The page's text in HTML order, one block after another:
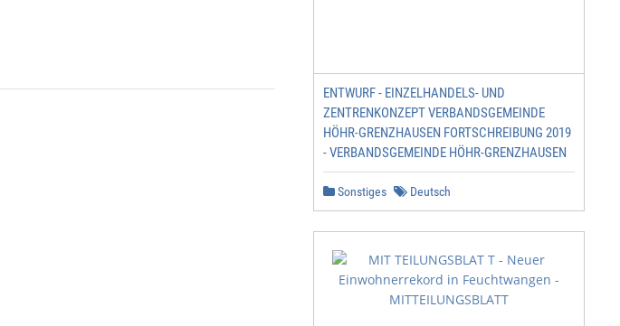
ENTWURF - EINZELHANDELS- UND
ZENTRENKONZEPT VERBANDSGEMEINDE
HÖHR-GRENZHAUSEN FORTSCHREIBUNG 2019
- VERBANDSGEMEINDE HÖHR-GRENZHAUSEN
Sonstiges Deutsch